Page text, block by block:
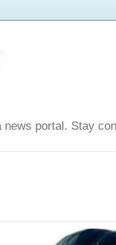
portal. Stay